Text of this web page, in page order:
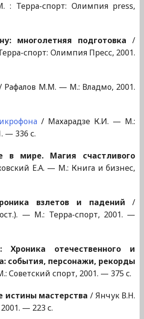
Терра-спорт: Олимпия press,
многолетняя подготовка /
спорт: Олимпия Пресс, 2001.
М.М. — М.: Владмо, 2001.
/ Махарадзе К.И. — М.:
— 336 с.
в мире. Магия счастливого
Е.А. — М.: Книга и бизнес,
взлетов и падений /
— М.: Терра-спорт, 2001. —
Хроника отечественного и
события, персонажи, рекорды
Советский спорт, 2001. — 375 с.
истины мастерства / Янчук В.Н.
— 223 с.